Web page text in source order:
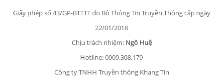
Giấy phép số 43/GP-BTTTT do Bộ Thông Tin Truyền Thông cấp ngày
22/01/2018
Chịu trách nhiệm: Ngô Huệ
Hotline: 0909.308.179
Công ty TNHH Truyền thông Khang Tín